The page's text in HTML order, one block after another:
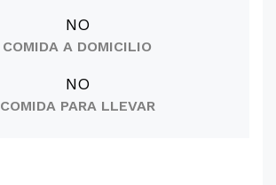
NO
COMIDA A DOMICILIO
NO
COMIDA PARA LLEVAR